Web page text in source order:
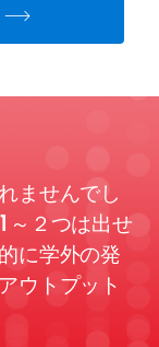
ませんでし
～２つは出せ
に学外の発
ウトプット